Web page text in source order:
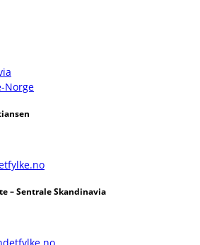
Norge
– Sentrale Skandinavia